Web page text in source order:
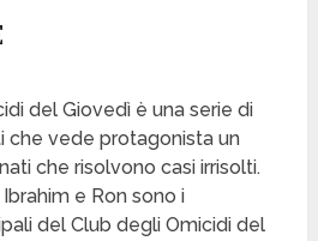
del Giovedì è una serie di
che vede protagonista un
che risolvono casi irrisolti.
e Ron sono i
del Club degli Omicidi del